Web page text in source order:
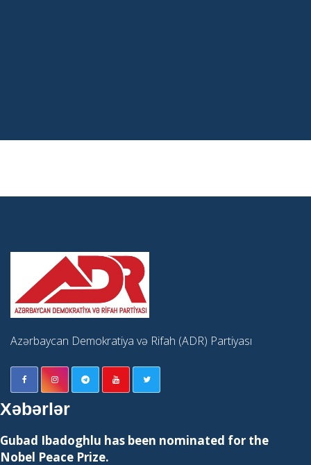
Azərbaycan Demokratiya və Rifah (ADR) Partiyası
Xəbərlər
Gubad Ibadoghlu has been nominated for the
Nobel Peace Prize.